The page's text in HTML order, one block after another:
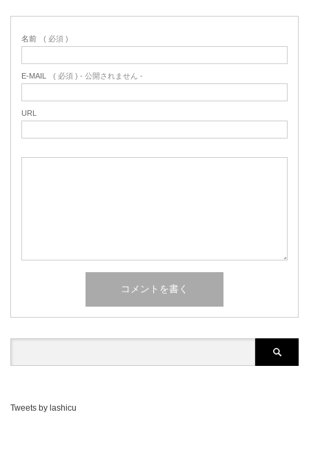
名前 ( 必須 )
E-MAIL ( 必須 ) - 公開されません -
URL
Tweets by lashicu